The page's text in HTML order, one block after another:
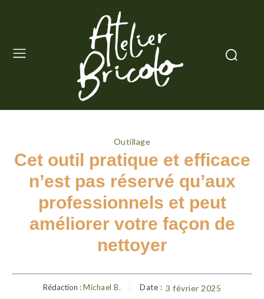
Outillage
Cet outil pratique et efficace
n’est pas réservé qu’aux
professionnels et peut
améliorer votre façon de
nettoyer
Rédaction :Michael B. Date : 3 février 2025